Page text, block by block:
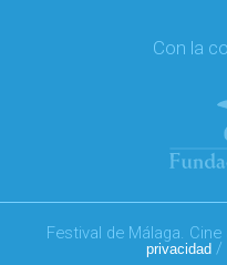
Con la
Festival de Málaga.
privacidad /